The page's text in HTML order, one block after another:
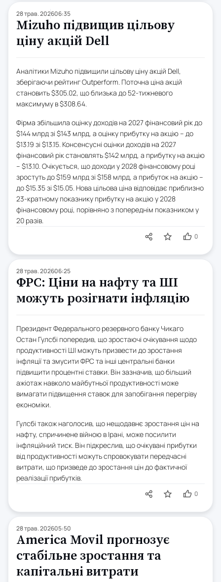
28 трав. 202606:35
Mizuho підвищив цільову
ціну акцій Dell
Аналітики Mizuho підвищили цільову ціну акцій Dell,
зберігаючи рейтинг Outperform. Поточна ціна акцій
становить $305.02, що близька до 52-тижневого
максимуму в $308.64.
Фірма збільшила оцінку доходів на 2027 фінансовий рік до
$144 млрд зі $143 млрд, а оцінку прибутку на акцію – до
$13.19 зі $13.15. Консенсусні оцінки доходів на 2027
фінансовий рік становлять $142 млрд, а прибутку на акцію
– $13.10. Очікується, що доходи у 2028 фінансовому році
зростуть до $159 млрд зі $158 млрд, а прибуток на акцію –
до $15.35 зі $15.05. Нова цільова ціна відповідає приблизно
23-кратному показнику прибутку на акцію у 2028
фінансовому році, порівняно з попереднім показником у
20 разів.
0
28 трав. 202606:25
ФРС: Ціни на нафту та ШІ
можуть розігнати інфляцію
Президент Федерального резервного банку Чикаго
Остан Гулсбі попередив, що зростаючі очікування щодо
продуктивності ШІ можуть призвести до зростання
інфляції та змусити ФРС та інші центральні банки
підвищити процентні ставки. Він зазначив, що більший
ажіотаж навколо майбутньої продуктивності може
вимагати підвищення ставок для запобігання перегріву
економіки.
Гулсбі також наголосив, що нещодавнє зростання цін на
нафту, спричинене війною в Ірані, може посилити
інфляційний тиск. Він підкреслив, що очікувані прибутки
від продуктивності можуть спровокувати передчасні
витрати, що призведе до зростання цін до фактичної
реалізації прибутків.
0
28 трав. 202605:50
America Movil прогнозує
стабільне зростання та
капітальні витрати